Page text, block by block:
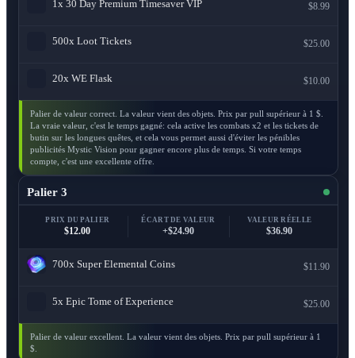
1x 30 Day Premium Timesaver VIP $8.99
500x Loot Tickets $25.00
20x WE Flask $10.00
Palier de valeur correct. La valeur vient des objets. Prix par pull supérieur à 1 $.
La vraie valeur, c'est le temps gagné: cela active les combats x2 et les tickets de
butin sur les longues quêtes, et cela vous permet aussi d'éviter les pénibles
publicités Mystic Vision pour gagner encore plus de temps. Si votre temps
compte, c'est une excellente offre.
Palier 3
PRIX DU PALIER
$12.00
ÉCART DE VALEUR
+$24.90
VALEUR RÉELLE
$36.90
700x Super Elemental Coins $11.90
5x Epic Tome of Experience $25.00
Palier de valeur excellent. La valeur vient des objets. Prix par pull supérieur à 1
$.